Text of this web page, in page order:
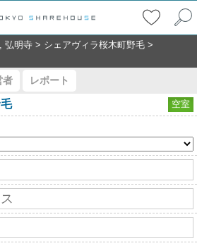
弘明寺 > シェアヴィラ桜木町野毛 >
者 レポート
空室